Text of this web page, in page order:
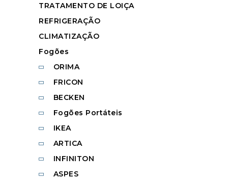
TRATAMENTO DE LOIÇA
REFRIGERAÇÃO
CLIMATIZAÇÃO
Fogões
ORIMA
FRICON
BECKEN
Fogões Portáteis
IKEA
ARTICA
INFINITON
ASPES